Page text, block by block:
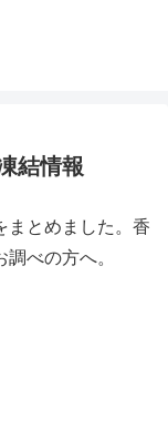
結情報
まとめました。香
べの方へ。